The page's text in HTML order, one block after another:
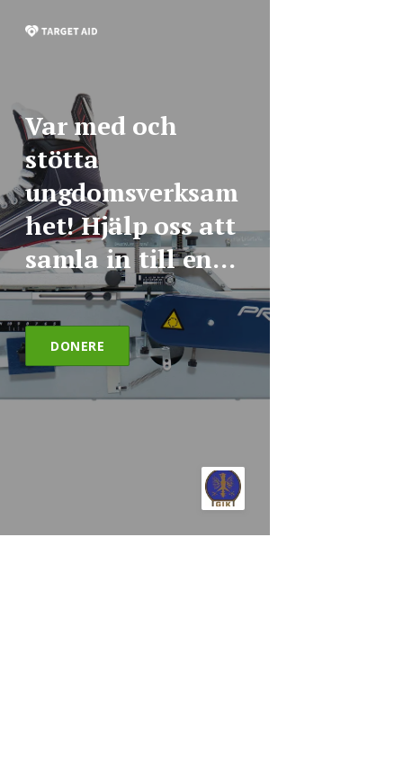
Var med och
stötta
ungdomsverksam
het! Hjälp oss att
samla in till en
ny slipmaskin
DONERE